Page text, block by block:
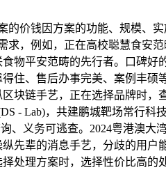
的价钱因方案的功能、规模、
求，例如，正在高校聪慧食安
物平安范畴的先行者。口碑好
住、售后办事完美、案例丰硕
块链手艺，正在选择品牌时，
- Lab)，共建鹏城靶场常行科
、义务可逃查。2024粤港澳大
先辈的消息手艺，分歧的用户
处理方案时，选择性价比高的